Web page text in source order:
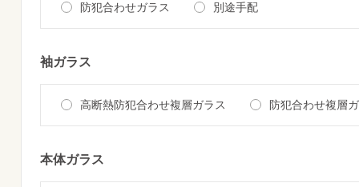
防犯合わせガラス
別途手配
袖ガラス
高断熱防犯合わせ複層ガラス 防犯合わせ複層
本体ガラス